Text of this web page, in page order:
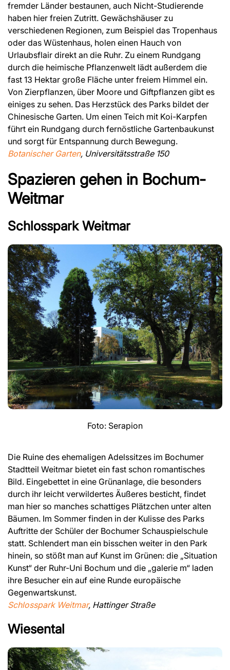
fremder Länder bestaunen, auch Nicht-Studierende
haben hier freien Zutritt. Gewächshäuser zu
verschiedenen Regionen, zum Beispiel das Tropenhaus
oder das Wüstenhaus, holen einen Hauch von
Urlaubsflair direkt an die Ruhr. Zu einem Rundgang
durch die heimische Pflanzenwelt lädt außerdem die
fast 13 Hektar große Fläche unter freiem Himmel ein.
Von Zierpflanzen, über Moore und Giftpflanzen gibt es
einiges zu sehen. Das Herzstück des Parks bildet der
Chinesische Garten. Um einen Teich mit Koi-Karpfen
führt ein Rundgang durch fernöstliche Gartenbaukunst
und sorgt für Entspannung durch Bewegung.
Botanischer Garten, Universitätsstraße 150
Spazieren gehen in Bochum-
Weitmar
Schlosspark Weitmar
Foto: Serapion
Die Ruine des ehemaligen Adelssitzes im Bochumer
Stadtteil Weitmar bietet ein fast schon romantisches
Bild. Eingebettet in eine Grünanlage, die besonders
durch ihr leicht verwildertes Äußeres besticht, findet
man hier so manches schattiges Plätzchen unter alten
Bäumen. Im Sommer finden in der Kulisse des Parks
Auftritte der Schüler der Bochumer Schauspielschule
statt. Schlendert man ein bisschen weiter in den Park
hinein, so stößt man auf Kunst im Grünen: die „Situation
Kunst“ der Ruhr-Uni Bochum und die „galerie m“ laden
ihre Besucher ein auf eine Runde europäische
Gegenwartskunst.
Schlosspark Weitmar, Hattinger Straße
Wiesental